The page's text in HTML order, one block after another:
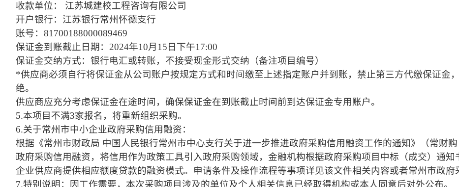
收款单位：
江苏城建校工程咨询有限公司
开户银行：江苏银行常州怀德支行
账号： 81700188000089469
保证金到账截止日期： 2024年10月15日下午17:00
保证金交纳方式：银行电汇或转账，不接受现金形式交纳（备注项目编号）
*供应商必须自行将保证金从公司账户按规定方式和时间缴至上述指定账户并到账，禁止第三方代缴保证金
绝。
供应商应充分考虑保证金在途时间，确保保证金在到账截止时间前到达保证金专用账户。
5.本项目不满3家报名，将重新组织采购。
6.关于常州市中小企业政府采购信用融资：
根据《常州市财政局 中国人民银行常州市中心支行关于进一步推进政府采购信用融资工作的通知》（常财购
政府采购信用融资，将信用作为政策工具引入政府采购领域，金融机构根据政府采购项目中标（成交）通
企业供应商提供相应额度贷款的融资模式。申请条件及操作流程等事项详见该文件相关内容或者常州市政府
7.特别说明：因工作需要，本次采购项目涉及的单位及个人相关信息已经取得机构或本人同意后对外公布。